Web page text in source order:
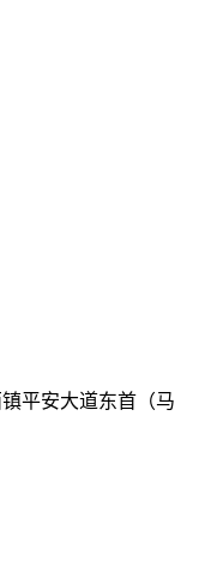
平安大道东首（马